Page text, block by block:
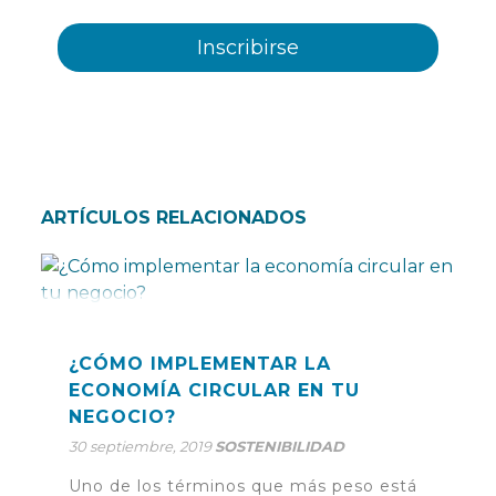
ARTÍCULOS RELACIONADOS
¿CÓMO IMPLEMENTAR LA
ECONOMÍA CIRCULAR EN TU
NEGOCIO?
30 septiembre, 2019 SOSTENIBILIDAD
Uno de los términos que más peso está